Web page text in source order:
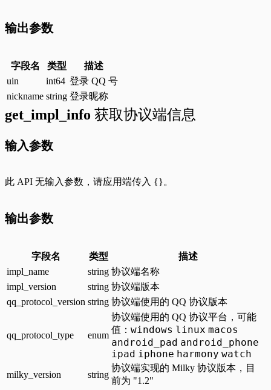
输出参数
字段名 类型
描述
uin
int64 登录 QQ 号
nickname string 登录昵称
get_impl_info 获取协议端信息
输入参数
此 API 无输入参数，请应用端传入 {}。
输出参数
字段名 类型
描述
impl_name
string 协议端名称
impl_version
string 协议端版本
qq_protocol_version string 协议端使用的 QQ 协议版本
qq_protocol_type enum
协议端使用的 QQ 协议平台，可能
值： windows linux macos
android_pad android_phone
ipad iphone harmony watch
milky_version string
协议端实现的 Milky 协议版本，目
前为 "1.2"